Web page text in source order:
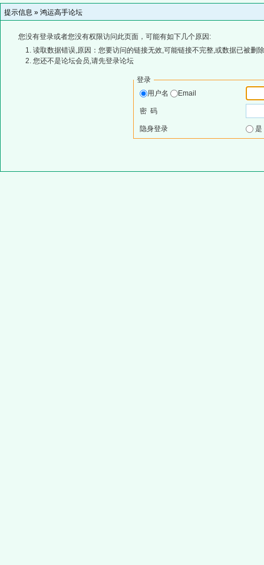
提示信息 » 鸿运高手论坛
您没有登录或者您没有权限访问此页面，可能有如下几个原因:
读取数据错误,原因：您要访问的链接无效,可能链接不完整,或数据已被删
您还不是论坛会员,请先登录论坛
登录
用户名
Email
密 码
隐身登录